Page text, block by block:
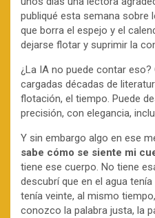
publiqué esta semana sobre
que borra el espejo y el
dejarse flotar y suprimir la
¿La IA no puede contar eso?
cargadas décadas de
flotación, el tiempo. Puede
precisión, con elegancia,
Y sin embargo algo en ese
sabe cómo se siente mi
tiene ese cuerpo. No tiene
descubrí que en el agua
tenía veinte, al mismo
conozco la palabra justa, la